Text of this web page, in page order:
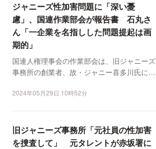
ジャニーズ性加害問題に「深い憂
慮」、国連作業部会が報告書 石丸さ
ん「一企業を名指しした問題提起は画
期的」
国連人権理事会の作業部会は、旧ジャニーズ
事務所の創業者、故・ジャニー喜多川氏によ
2024年05月29日 10時52分
旧ジャニーズ事務所「元社員の性加害
を捜査して」 元タレントが赤坂署に